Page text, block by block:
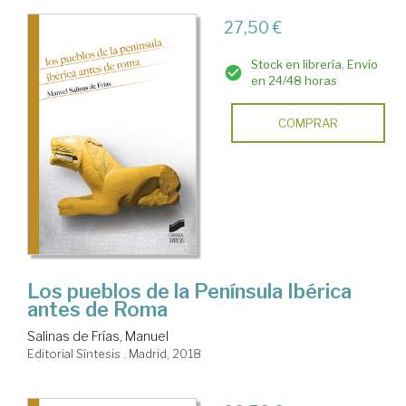
27,50 €
Stock en librería. Envío
en 24/48 horas
COMPRAR
Los pueblos de la Península Ibérica
antes de Roma
Salinas de Frías, Manuel
Editorial Síntesis . Madrid, 2018